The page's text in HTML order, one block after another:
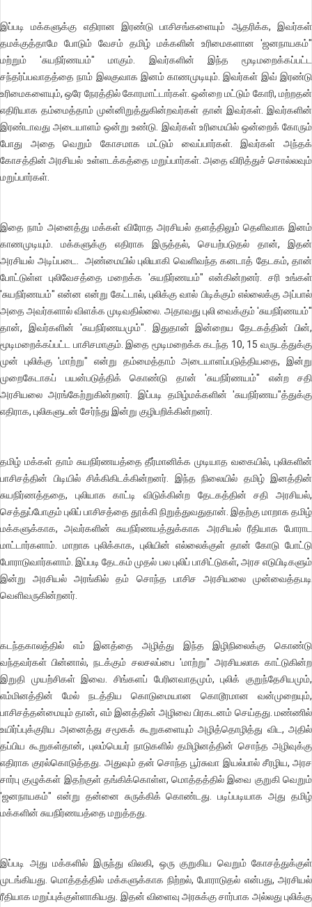
இப்படி மக்களுக்கு எதிரான இரண்டு பாசிசங்களையும் ஆதரிக்க, இவர்கள்
தமக்குத்தாமே போடும் வேசம் தமிழ் மக்களின் உரிமைகளான 'ஜனநாயகம்"
மற்றும் 'சுயநிர்ணயம்" மாகும். இவர்களின் இந்த மூடிமறைக்கப்பட்ட
சந்தர்ப்பவாதத்தை நாம் இலகுவாக இனம் காணமுடியும். இவர்கள் இவ் இரண்டு
உரிமைகளையும், ஒரே நேரத்தில் கோரமாட்டார்கள். ஒன்றை மட்டும் கோரி, மற்றதன்
எதிரியாக தம்மைத்தாம் முன்னிறுத்துகின்றவர்கள் தான் இவர்கள். இவர்களின்
இரண்டாவது அடையாளம் ஒன்று உண்டு. இவர்கள் உரிமையில் ஒன்றைக் கோரும்
போது அதை வெறும் கோசமாக மட்டும் வைப்பார்கள். இவர்கள் அந்தக்
கோசத்தின் அரசியல் உள்ளடக்கத்தை மறுப்பார்கள். அதை விரித்துச் சொல்லவும்
மறுப்பார்கள்.
இதை நாம் அனைத்து மக்கள் விரோத அரசியல் தளத்திலும் தெளிவாக இனம்
காணமுடியும். மக்களுக்கு எதிராக இருத்தல், செயற்படுதல் தான், இதன்
அரசியல் அடிப்படை. அண்மையில் புலியாகி வெளிவந்த கனடாத் தேடகம், தான்
போட்டுள்ள புலிவேசத்தை மறைக்க 'சுயநிர்ணயம்" என்கின்றனர். சரி உங்கள்
'சுயநிர்ணயம்" என்ன என்று கேட்டால், புலிக்கு வால் பிடிக்கும் எல்லைக்கு அப்பால்
அதை அவர்களால் விளக்க முடிவதில்லை. அதாவது புலி வைக்கும் 'சுயநிர்ணயம்"
தான், இவர்களின் 'சுயநிர்ணயமும்". இதுதான் இன்றைய தேடகத்தின் பின்,
மூடிமறைக்கப்பட்ட பாசிசமாகும். இதை மூடிமறைக்க கடந்த 10, 15 வருடத்துக்கு
முன் புலிக்கு 'மாற்று" என்று தம்மைத்தாம் அடையாளப்படுத்தியதை, இன்று
முறைகேடாகப் பயன்படுத்திக் கொண்டு தான் 'சுயநிர்ணயம்" என்ற சதி
அரசியலை அரங்கேற்றுகின்றனர். இப்படி தமிழ்மக்களின் 'சுயநிர்ணய"த்துக்கு
எதிராக, புலிகளுடன் சேர்ந்து இன்று குழிபறிக்கின்றனர்.
தமிழ் மக்கள் தாம் சுயநிர்ணயத்தை தீர்மானிக்க முடியாத வகையில், புலிகளின்
பாசிசத்தின் பிடியில் சிக்கிகிடக்கின்றனர். இந்த நிலையில் தமிழ் இனத்தின்
சுயநிர்ணத்ததை, புலியாக காட்டி விடுக்கின்ற தேடகத்தின் சதி அரசியல்,
செத்துப்போகும் புலிப் பாசிசத்தை தூக்கி நிறுத்துவதுதான். இதற்கு மாறாக தமிழ்
மக்களுக்காக, அவர்களின் சுயநிர்ணயத்துக்காக அரசியல் ரீதியாக போராட
மாட்டார்களாம். மாறாக புலிக்காக, புலியின் எல்லைக்குள் தான் கோடு போட்டு
போராடுவார்களாம். இப்படி தேடகம் முதல் பல புலிப் பாசிட்டுகள், அரச எடுபிடிகளும்
இன்று அரசியல் அரங்கில் தம் சொந்த பாசிச அரசியலை முன்வைத்தபடி
வெளிவருகின்றனர்.
கடந்தகாலத்தில் எம் இனத்தை அழித்து இந்த இழிநிலைக்கு கொண்டு
வந்தவர்கள் பின்னால், நடக்கும் சலசலப்பை 'மாற்று" அரசியலாக காட்டுகின்ற
இறுதி முயற்சிகள் இவை. சிங்களப் பேரினவாதமும், புலிக் குறுந்தேசியமும்,
எம்மினத்தின் மேல் நடத்திய கொடுமையான கொடூரமான வன்முறையும்,
பாசிசத்தன்மையும் தான், எம் இனத்தின் அழிவை பிரகடனம் செய்தது. மண்ணில்
உயிர்ப்புக்குரிய அனைத்து சமூகக் கூறுகளையும் அழித்தொழித்து விட, அதில்
தப்பிய கூறுகள்தான், புலம்பெயர் நாடுகளில் தமிழினத்தின் சொந்த அழிவுக்கு
எதிராக குரல்கொடுத்தது. அதுவும் தன் சொந்த பூர்சுவா இயல்பால் சீரழிய, அரச
சார்பு குழுக்கள் இதற்குள் தங்கிக்கொள்ள, மொத்தத்தில் இவை குறுகி வெறும்
'ஜனநாயகம்" என்று தன்னை சுருக்கிக் கொண்டது. படிப்படியாக அது தமிழ்
மக்களின் சுயநிர்ணயத்தை மறுத்தது.
இப்படி அது மக்களில் இருந்து விலகி, ஒரு குறுகிய வெறும் கோசத்துக்குள்
முடங்கியது. மொத்தத்தில் மக்களுக்காக நிற்றல், போராடுதல் என்பது, அரசியல்
ரீதியாக மறுப்புக்குள்ளாகியது. இதன் விளைவு அரசுக்கு சார்பாக அல்லது புலிக்கு